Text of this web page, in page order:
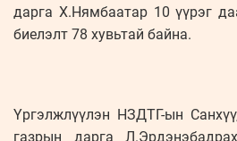
дарга Х.Нямбаатар 10 үүрэг
биелэлт 78 хувьтай байна.
Үргэлжлүүлэн НЗДТГ-ын
газрын дарга